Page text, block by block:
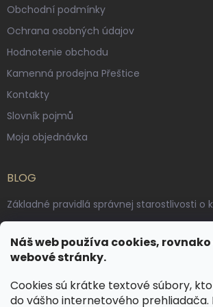
Náš web používa cookies,
webové stránky.
Cookies sú krátke textové súbory,
do vášho internetového prehliadača.
Obchodní podmínky
Ochrana osobných údajov
Hodnotenie obchodu
Kamenná prodejna Přeštice
Kontakty
Slovník pojmů
Moja objednávka
BLOG
Základné pravidlá správnej starostlivosti o
Výroba českých kožených opaskov: vôňa
remesla
KONTAKT